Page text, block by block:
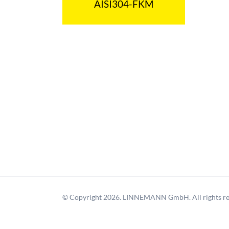
AISI304-FKM
© Copyright 2026. LINNEMANN GmbH. All rights